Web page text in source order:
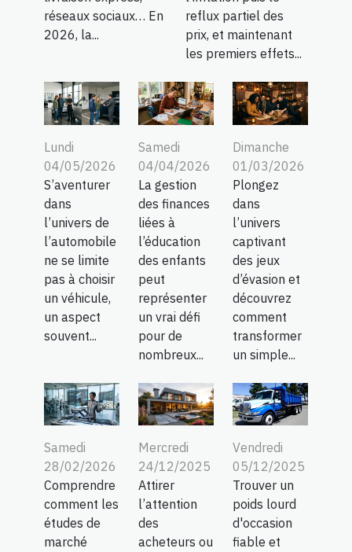
réseaux sociaux… En
2026, la...
reflux partiel des
prix, et maintenant
les premiers effets...
Lundi
04/05/2026
S’aventurer
dans
l’univers de
l’automobile
ne se limite
pas à choisir
un véhicule,
un aspect
souvent...
Samedi
04/04/2026
La gestion
des finances
liées à
l’éducation
des enfants
peut
représenter
un vrai défi
pour de
nombreux...
Dimanche
01/03/2026
Plongez
dans
l’univers
captivant
des jeux
d’évasion et
découvrez
comment
transformer
un simple...
Samedi
28/02/2026
Comprendre
comment les
études de
marché
Mercredi
24/12/2025
Attirer
l’attention
des
acheteurs ou
Vendredi
05/12/2025
Trouver un
poids lourd
d'occasion
fiable et